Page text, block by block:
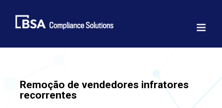
content
Remoção de vendedores infratores
recorrentes